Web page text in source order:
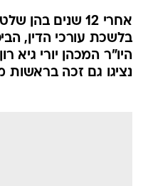
אחרי 12 שנים
בלשכת עורכי הדין,
נציגו גם זכה בראשות